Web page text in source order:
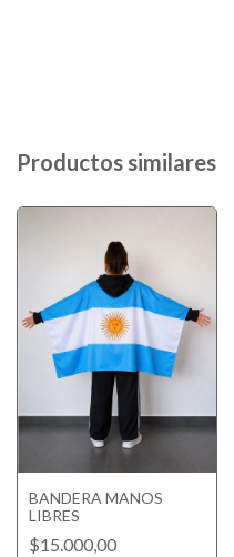
Productos similares
BANDERA MANOS
LIBRES
$15.000,00